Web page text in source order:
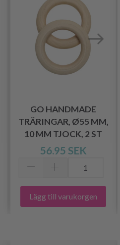
GO HANDMADE
TRÄRINGAR, Ø55 MM,
10 MM TJOCK, 2 ST
56.95 SEK
Lägg till varukorgen